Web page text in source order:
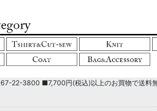
22-3800 ■7,700円(税込)以上のお買物で送料